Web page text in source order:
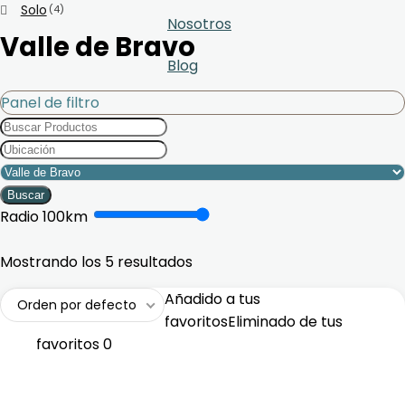
Solo (4)
Valle de Bravo
Panel de filtro
Buscar
Radio100km
Mostrando los 5 resultados
Orden por defecto
Añadido a tus
favoritosEliminado de tus
favoritos0
Nosotros
Blog